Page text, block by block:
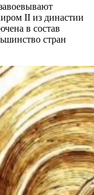
II из династии
в состав
стран